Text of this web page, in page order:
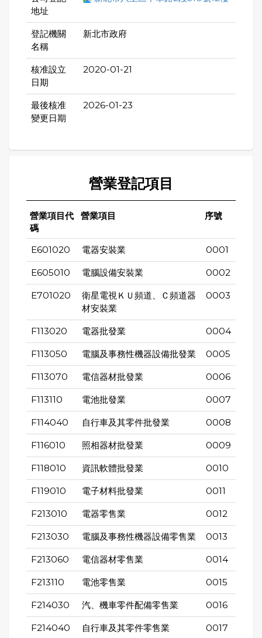
地址
登記機關
名稱
新北市政府
核准設立
日期
2020-01-21
最後核准
變更日期
2026-01-23
營業登記項目
營業項目代
碼
營業項目 序號
E601020 電器安裝業 0001
E605010 電腦設備安裝業 0002
E701020
衛星電視ＫＵ頻道、Ｃ頻道器
材安裝業
0003
F113020 電器批發業 0004
F113050 電腦及事務性機器設備批發業 0005
F113070 電信器材批發業 0006
F113110 電池批發業 0007
F114040 自行車及其零件批發業 0008
F116010 照相器材批發業 0009
F118010 資訊軟體批發業 0010
F119010 電子材料批發業 0011
F213010 電器零售業 0012
F213030 電腦及事務性機器設備零售業 0013
F213060 電信器材零售業 0014
F213110 電池零售業 0015
F214030 汽、機車零件配備零售業 0016
F214040 自行車及其零件零售業 0017